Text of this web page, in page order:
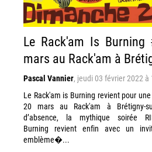
Le Rack'am Is
mars au Rack'am à
Pascal Vannier, jeudi 03 février 2022 à
Le Rack'am is Burning revient pour
20 mars au Rack'am à Brétigny-
d’absence, la mythique soirée
Burning revient enfin avec un
emblème�...